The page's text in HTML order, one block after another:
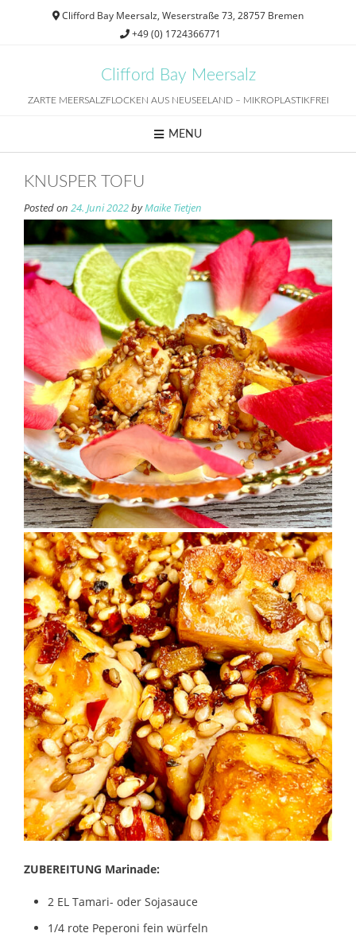
Clifford Bay Meersalz, Weserstraße 73, 28757 Bremen
+49 (0) 1724366771
Clifford Bay Meersalz
ZARTE MEERSALZFLOCKEN AUS NEUSEELAND – MIKROPLASTIKFREI
MENU
KNUSPER TOFU
Posted on 24. Juni 2022byMaike Tietjen
ZUBEREITUNG Marinade:
2 EL Tamari- oder Sojasauce
1/4 rote Peperoni fein würfeln